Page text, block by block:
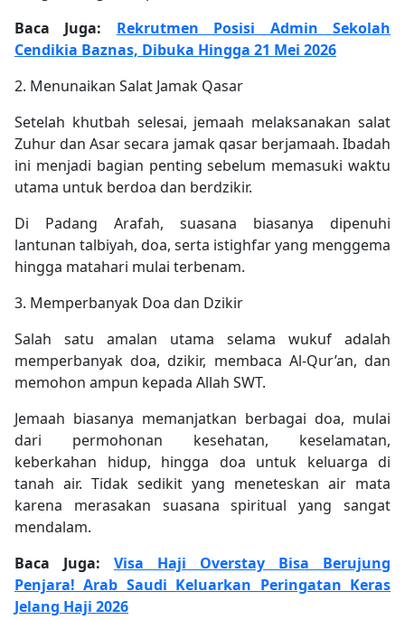
Baca Juga: Rekrutmen Posisi Admin Sekolah
Cendikia Baznas, Dibuka Hingga 21 Mei 2026
2. Menunaikan Salat Jamak Qasar
Setelah khutbah selesai, jemaah melaksanakan salat
Zuhur dan Asar secara jamak qasar berjamaah. Ibadah
ini menjadi bagian penting sebelum memasuki waktu
utama untuk berdoa dan berdzikir.
Di Padang Arafah, suasana biasanya dipenuhi
lantunan talbiyah, doa, serta istighfar yang menggema
hingga matahari mulai terbenam.
3. Memperbanyak Doa dan Dzikir
Salah satu amalan utama selama wukuf adalah
memperbanyak doa, dzikir, membaca Al-Qur’an, dan
memohon ampun kepada Allah SWT.
Jemaah biasanya memanjatkan berbagai doa, mulai
dari permohonan kesehatan, keselamatan,
keberkahan hidup, hingga doa untuk keluarga di
tanah air. Tidak sedikit yang meneteskan air mata
karena merasakan suasana spiritual yang sangat
mendalam.
Baca Juga: Visa Haji Overstay Bisa Berujung
Penjara! Arab Saudi Keluarkan Peringatan Keras
Jelang Haji 2026